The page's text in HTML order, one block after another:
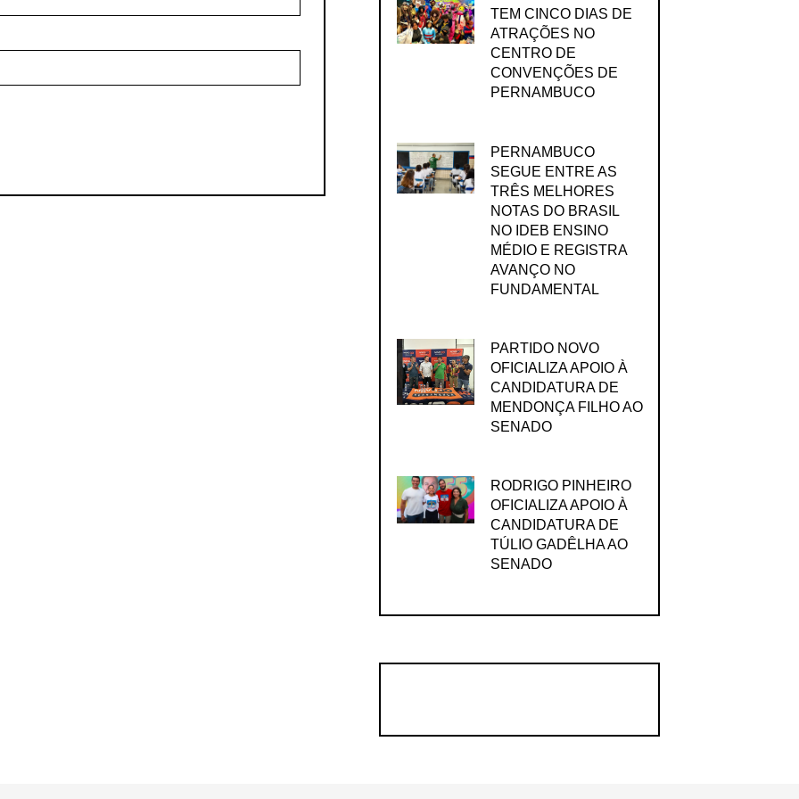
TEM CINCO DIAS DE
ATRAÇÕES NO
CENTRO DE
CONVENÇÕES DE
PERNAMBUCO
PERNAMBUCO
SEGUE ENTRE AS
TRÊS MELHORES
NOTAS DO BRASIL
NO IDEB ENSINO
MÉDIO E REGISTRA
AVANÇO NO
FUNDAMENTAL
PARTIDO NOVO
OFICIALIZA APOIO À
CANDIDATURA DE
MENDONÇA FILHO AO
SENADO
RODRIGO PINHEIRO
OFICIALIZA APOIO À
CANDIDATURA DE
TÚLIO GADÊLHA AO
SENADO